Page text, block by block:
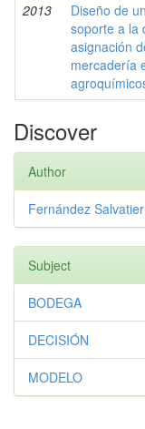
2013
Diseño de
soporte a la
asignación
mercadería
Discover
Author
Fernández
Subject
BODEGA
DECISIÓN
MODELO